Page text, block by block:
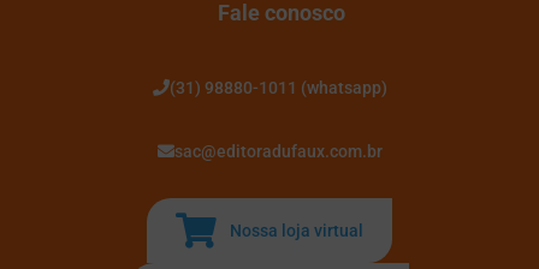
Fale conosco
(31) 98880-1011 (whatsapp)
sac@editoradufaux.com.br
Nossa loja virtual